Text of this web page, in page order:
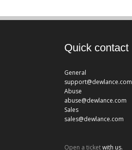
Quick contact
General
support@dewlance.com
Abuse
abuse@dewlance.com
Sales
sales@dewlance.com
Open a ticketwith us.